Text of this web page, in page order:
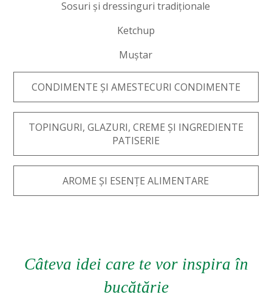
Sosuri și dressinguri tradiționale
Ketchup
Muștar
CONDIMENTE ȘI AMESTECURI CONDIMENTE
TOPINGURI, GLAZURI, CREME ȘI INGREDIENTE
PATISERIE
AROME ȘI ESENȚE ALIMENTARE
Câteva idei care te vor inspira în
bucătărie